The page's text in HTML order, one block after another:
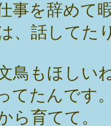
事を辞めて
、話してた
鳥もほしい
てたんです
ら育てて。